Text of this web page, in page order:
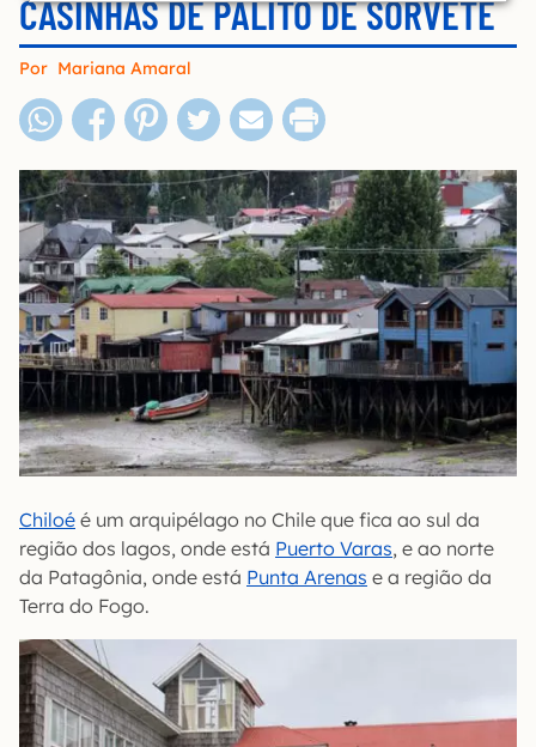
CASINHAS DE PALITO DE SORVETE
Por Mariana Amaral
Chiloé é um arquipélago no Chile que fica ao sul da
região dos lagos, onde está Puerto Varas, e ao norte
da Patagônia, onde está Punta Arenas e a região da
Terra do Fogo.